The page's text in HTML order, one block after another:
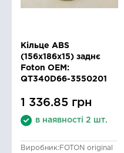
Кільце ABS
(156x186x15) заднє
Foton OEM:
QT340D66-3550201
1 336.85 грн
в наявності 2 шт.
Виробник: FOTON original